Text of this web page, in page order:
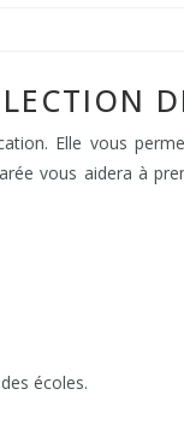
Elle vous
vous aidera à
écoles.